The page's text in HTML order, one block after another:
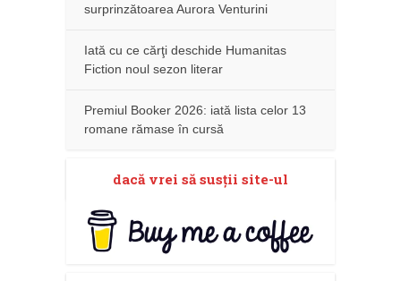
surprinzătoarea Aurora Venturini
Iată cu ce cărţi deschide Humanitas
Fiction noul sezon literar
Premiul Booker 2026: iată lista celor 13
romane rămase în cursă
dacă vrei să susţii site-ul